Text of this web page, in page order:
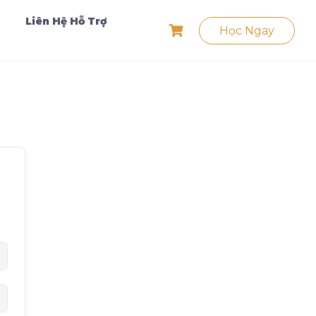
Liên Hệ Hỗ Trợ
Học Ngay